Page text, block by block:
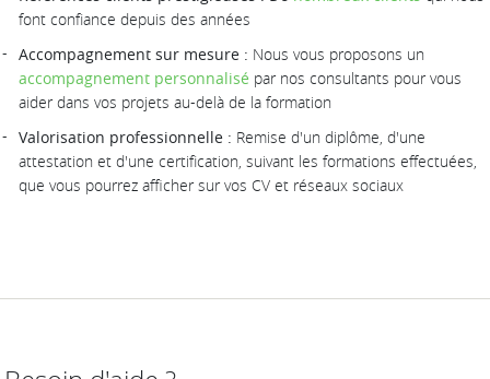
font confiance depuis des années
Accompagnement sur mesure : Nous vous proposons un
accompagnement personnalisé par nos consultants pour vous
aider dans vos projets au-delà de la formation
Valorisation professionnelle : Remise d'un diplôme, d'une
attestation et d'une certification, suivant les formations effectuées,
que vous pourrez afficher sur vos CV et réseaux sociaux